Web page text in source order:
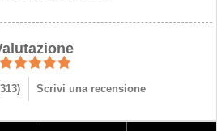
313) Scrivi una recensione